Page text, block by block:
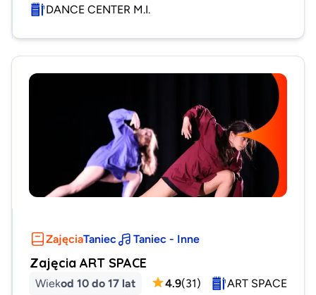
DANCE CENTER M.I.
ZajęciaTaniec Taniec - Inne
Zajęcia ART SPACE
Wiekod 10 do 17 lat 4.9(31) ART SPACE